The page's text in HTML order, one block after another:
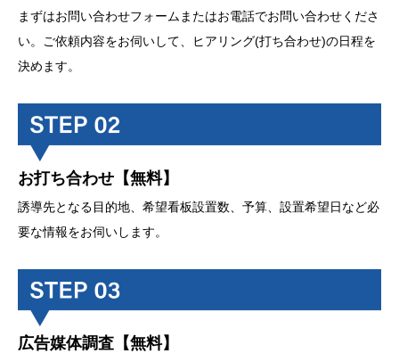
まずはお問い合わせフォームまたはお電話でお問い合わせくださ
い。ご依頼内容をお伺いして、ヒアリング(打ち合わせ)の日程を
決めます。
お打ち合わせ【無料】
誘導先となる目的地、希望看板設置数、予算、設置希望日など必
要な情報をお伺いします。
広告媒体調査【無料】